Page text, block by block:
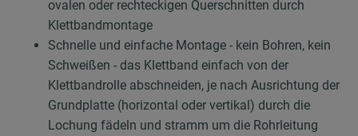
ovalen oder rechteckigen Querschnitten durch
Klettbandmontage
Schnelle und einfache Montage - kein Bohren, kein
Schweißen - das Klettband einfach von der
Klettbandrolle abschneiden, je nach Ausrichtung der
Grundplatte (horizontal oder vertikal) durch die
Lochung fädeln und stramm um die Rohrleitung